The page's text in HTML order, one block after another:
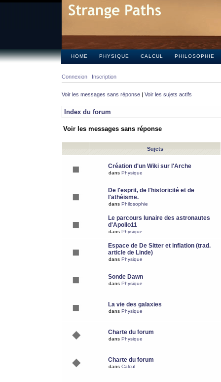
HOME PHYSIQUE CALCUL PHILOSOPHIE
Connexion Inscription
Voir les messages sans réponse | Voir les sujets actifs
Index du forum
Voir les messages sans réponse
Sujets
Création d'un Wiki sur l'Arche
dans Physique
De l'esprit, de l'historicité et de
l'athéisme.
dans Philosophie
Le parcours lunaire des astronautes
d'Apollo11
dans Physique
Espace de De Sitter et inflation (trad.
article de Linde)
dans Physique
Sonde Dawn
dans Physique
La vie des galaxies
dans Physique
Charte du forum
dans Physique
Charte du forum
dans Calcul